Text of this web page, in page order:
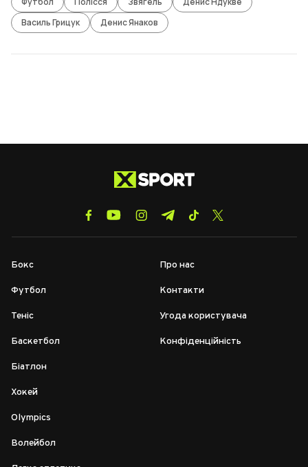
Василь Грицук
Денис Янаков
Бокс
Футбол
Теніс
Баскетбол
Біатлон
Хокей
Olympics
Волейбол
Про нас
Контакти
Угода користувача
Конфіденційність